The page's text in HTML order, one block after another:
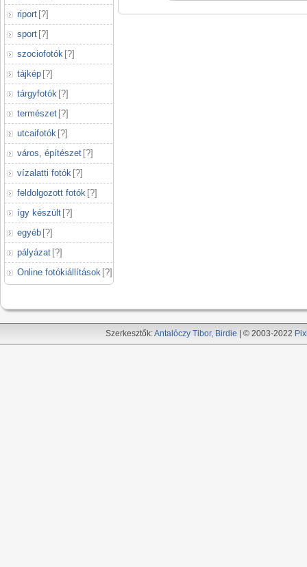
riport [?]
sport [?]
szociofotók [?]
tájkép [?]
tárgyfotók [?]
természet [?]
utcaifotók [?]
város, építészet [?]
vízalatti fotók [?]
feldolgozott fotók [?]
így készült [?]
egyéb [?]
pályázat [?]
Online fotókiállítások [?]
Szerkesztők:Antalóczy Tibor, Birdie | © 2003-2022